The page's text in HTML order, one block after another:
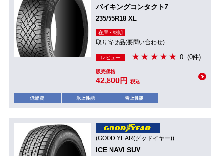
バイキングコンタクト7
235/55R18 XL
在庫・納期
取り寄せ品(要問い合わせ)
レビュー 0 (0件)
販売価格
42,800円 税込
(GOOD YEAR(グッドイヤー))
ICE NAVI SUV